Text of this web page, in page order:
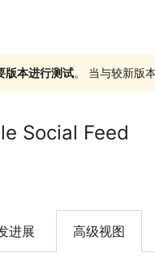
版本进行测试。 当与较新版
Social Feed
进展 高级视图